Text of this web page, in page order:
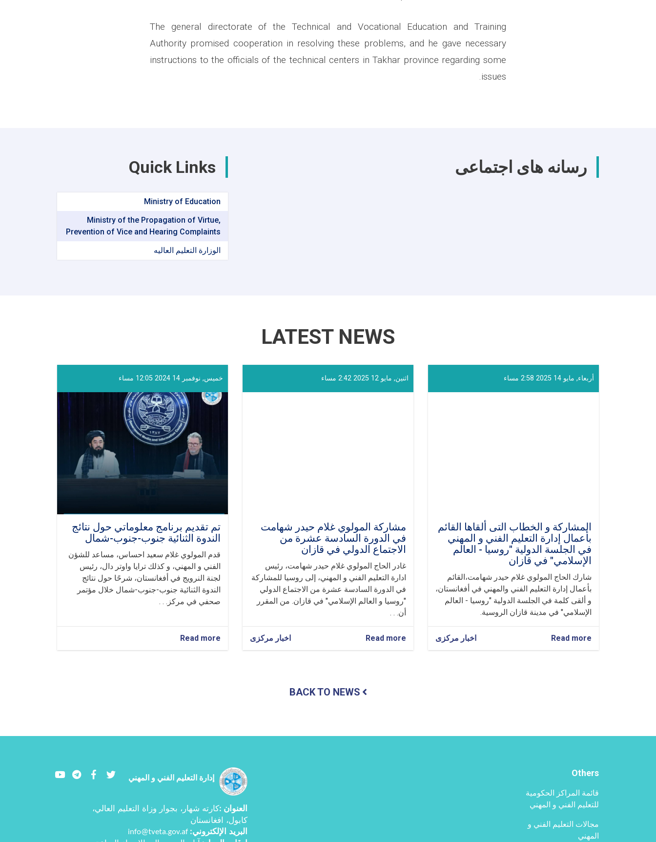
The general directorate of the Technical and Vocational Education and Training
Authority promised cooperation in resolving these problems, and he gave necessary
instructions to the officials of the technical centers in Takhar province regarding some
issues.
رسانه های اجتماعی Quick Links
Ministry of Education
Ministry of the Propagation of Virtue,
Prevention of Vice and Hearing Complaints
الوزارة التعلیم العالیه
LATEST NEWS
أربعاء, مايو 14 2025 2:58 مساء
المشاركة و الخطاب ال‍تی ألقاها القائم
بأعمال إدارة التعليم الفني و المهني
في الجلسة الدولية "روسيا - العالم
الإسلامي" في قازان
شارك الحاج المولوي غلام حيدر شهامت،القائم
بأعمال إدارة التعليم الفني والمهني في أفغانستان،
و ألقى كلمة في الجلسة الدولية "روسيا - العالم
الإسلامي" في مدينة قازان الروسية.
Read more
المشاركة
الفني
"روسيا
-
الإسلامي"
اخبار مرکزی
اثنين, مايو 12 2025 2:42 مساء
مشاركة المولوي غلام حيدر شهامت
في الدورة السادسة عشرة من
الاجتماع الدولي في قازان
غادر الحاج المولوي غلام حيدر شهامت، رئيس
ادارة التعليم الفني و المهني، إلى روسيا للمشاركة
في الدورة السادسة عشرة من الاجتماع الدولي
"روسيا و العالم الإسلامي" في قازان. من المقرر
أن. . .
Read more
مشاركة
شهامت
في
من
اخبار مرکزی
خميس, نوفمبر 14 2024 12:05 مساء
تم تقديم برنامج معلوماتي حول نتائج
الندوة الثنائية جنوب-جنوب-شمال
قدم المولوي غلام سعيد احساس، مساعد للشؤن
الفني و المهني، و كذلك ترايا واوتر دال، رئيس
لجنة النرويج في أفغانستان، شرحًا حول نتائج
الندوة الثنائية جنوب-جنوب-شمال خلال مؤتمر
صحفي في مركز. . .
Read more
تم
جنوب-
BACK TO NEWS
Others
قائمة المراكز الحكومية
للتعليم الفني و المهني
مجالات التعليم الفني و
المهني
إدارة التعليم الفني و المهني
YoutubeLinkedIn
Facebook
العنوان :كارته شهار، بجوار وزاة التعليم العالي،
کابول، افغانستان
البرید الإلكتروني:
info@tveta.gov.af